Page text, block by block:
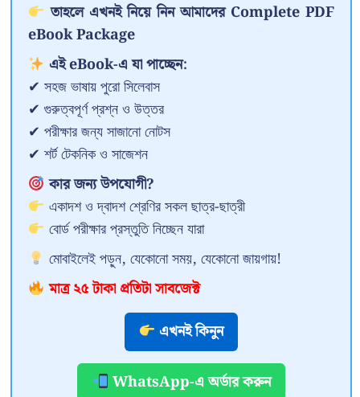
তাহলে এখনই নিয়ে নিন আমাদের Complete PDF
eBook Package
এই eBook-এ যা পাচ্ছেন:
✔ সহজ ভাষায় পুরো সিলেবাস
✔ গুরুত্বপূর্ণ প্রশ্ন ও উত্তর
✔ পরীক্ষার জন্য সাজানো নোটস
✔ শর্ট টেকনিক ও সাজেশন
কার জন্য উপযোগী?
একাদশ ও দ্বাদশ শ্রেণির সকল ছাত্র-ছাত্রী
বোর্ড পরীক্ষার প্রস্তুতি নিচ্ছেন যারা
মোবাইলেই পড়ুন, যেকোনো সময়, যেকোনো জায়গায়!
মাত্র ২৫ টাকা প্রতিটা সাবজেক্ট
এখনই কিনুন
WhatsApp-এ অর্ডার করুন